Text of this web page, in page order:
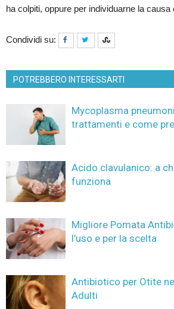
ha colpiti, oppure per individuarne la causa
Condividi su:
POTREBBERO INTERESSARTI
Mycoplasma
trattamenti e come
Acido clavulanico: a
funziona
Migliore Pomata
l’uso e per la scelta
Antibiotico per Otite
Adulti